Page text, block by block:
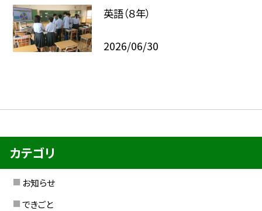
英語（８年）
2026/06/30
カテゴリ
お知らせ
できごと